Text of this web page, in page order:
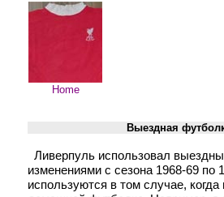
Home
Выездная
Ливерпуль использовал
изменениями с сезона 1968-69
используются в том случае,